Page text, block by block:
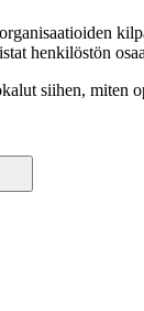
henkilöstön
siihen, miten